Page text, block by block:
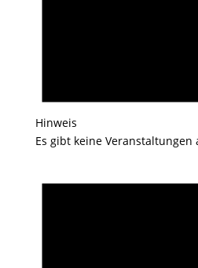
Hinweis
Es gibt keine Veranstaltungen